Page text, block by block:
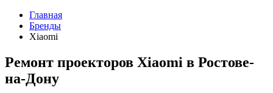
Главная
Бренды
Xiaomi
Ремонт проекторов Xiaomi в Ростове-
на-Дону